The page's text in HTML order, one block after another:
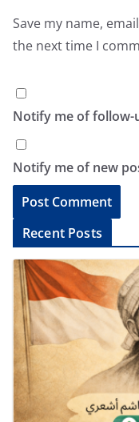
Save my name,
the next time I
Notify me of follow-
Notify me of new
l
t
Recent Posts